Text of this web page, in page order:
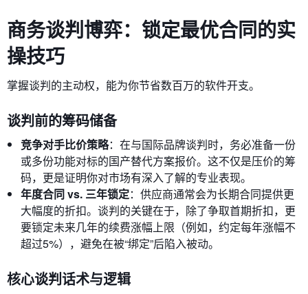
商务谈判博弈：锁定最优合同的实
操技巧
掌握谈判的主动权，能为你节省数百万的软件开支。
谈判前的筹码储备
竞争对手比价策略：在与国际品牌谈判时，务必准备一份
或多份功能对标的国产替代方案报价。这不仅是压价的筹
码，更是证明你对市场有深入了解的专业表现。
年度合同 vs. 三年锁定：供应商通常会为长期合同提供更
大幅度的折扣。谈判的关键在于，除了争取首期折扣，更
要锁定未来几年的续费涨幅上限（例如，约定每年涨幅不
超过5%），避免在被“绑定”后陷入被动。
核心谈判话术与逻辑